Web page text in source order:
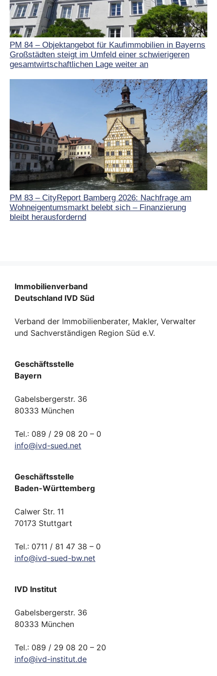
PM 84 – Objektangebot für Kaufimmobilien in Bayerns
Großstädten steigt im Umfeld einer schwierigeren
gesamtwirtschaftlichen Lage weiter an
PM 83 – CityReport Bamberg 2026: Nachfrage am
Wohneigentumsmarkt belebt sich – Finanzierung
bleibt herausfordernd
Immobilienverband
Deutschland IVD Süd
Verband der Immobilienberater, Makler, Verwalter
und Sachverständigen Region Süd e.V.
Geschäftsstelle
Bayern
Gabelsbergerstr. 36
80333 München
Tel.: 089 / 29 08 20 – 0
info@ivd-sued.net
Geschäftsstelle
Baden-Württemberg
Calwer Str. 11
70173 Stuttgart
Tel.: 0711 / 81 47 38 – 0
info@ivd-sued-bw.net
IVD Institut
Gabelsbergerstr. 36
80333 München
Tel.: 089 / 29 08 20 – 20
info@ivd-institut.de